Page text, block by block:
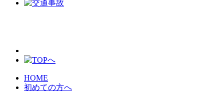
HOME
初めての方へ